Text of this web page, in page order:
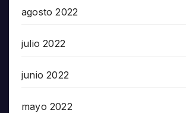
agosto 2022
julio 2022
junio 2022
mayo 2022